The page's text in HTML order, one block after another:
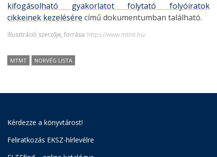
kifogásolható gyakorlatot folytató folyóiratok
cikkeinek kezelésére című dokumentumban található.
Illusztráció szerzője, forrása: https://www.mtmt.hu/
MTMT NORVÉG LISTA
Kérdezze a könyvtárost!
Feliratkozás EKSZ-hírlevélre